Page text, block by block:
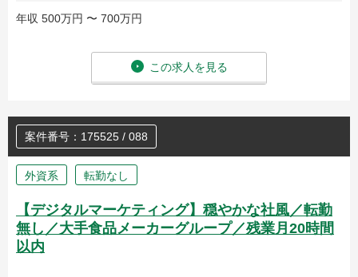
年収 500万円 〜 700万円
この求人を見る
案件番号：175525 / 088
外資系 転勤なし
【デジタルマーケティング】穏やかな社風／転勤
無し／大手食品メーカーグループ／残業月20時間
以内